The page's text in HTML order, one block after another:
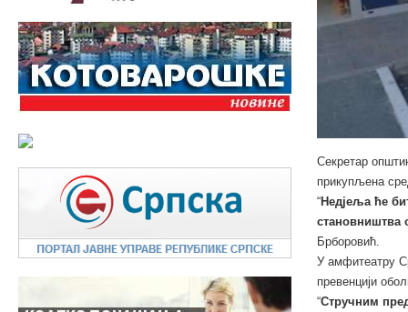
Секретар
прикупљена
“Недјеља ће
становништва
Брборовић.
У амфитеатру
превенцији
“Стручним